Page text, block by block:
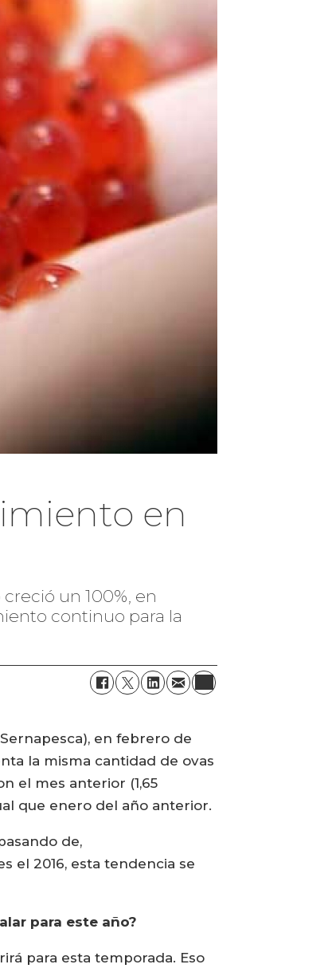
en
un 100%, en
continuo para la
en febrero de
la misma cantidad de ovas
el mes anterior (1,65
que enero del año anterior.
de,
el 2016, esta tendencia se
para este año?
para esta temporada. Eso